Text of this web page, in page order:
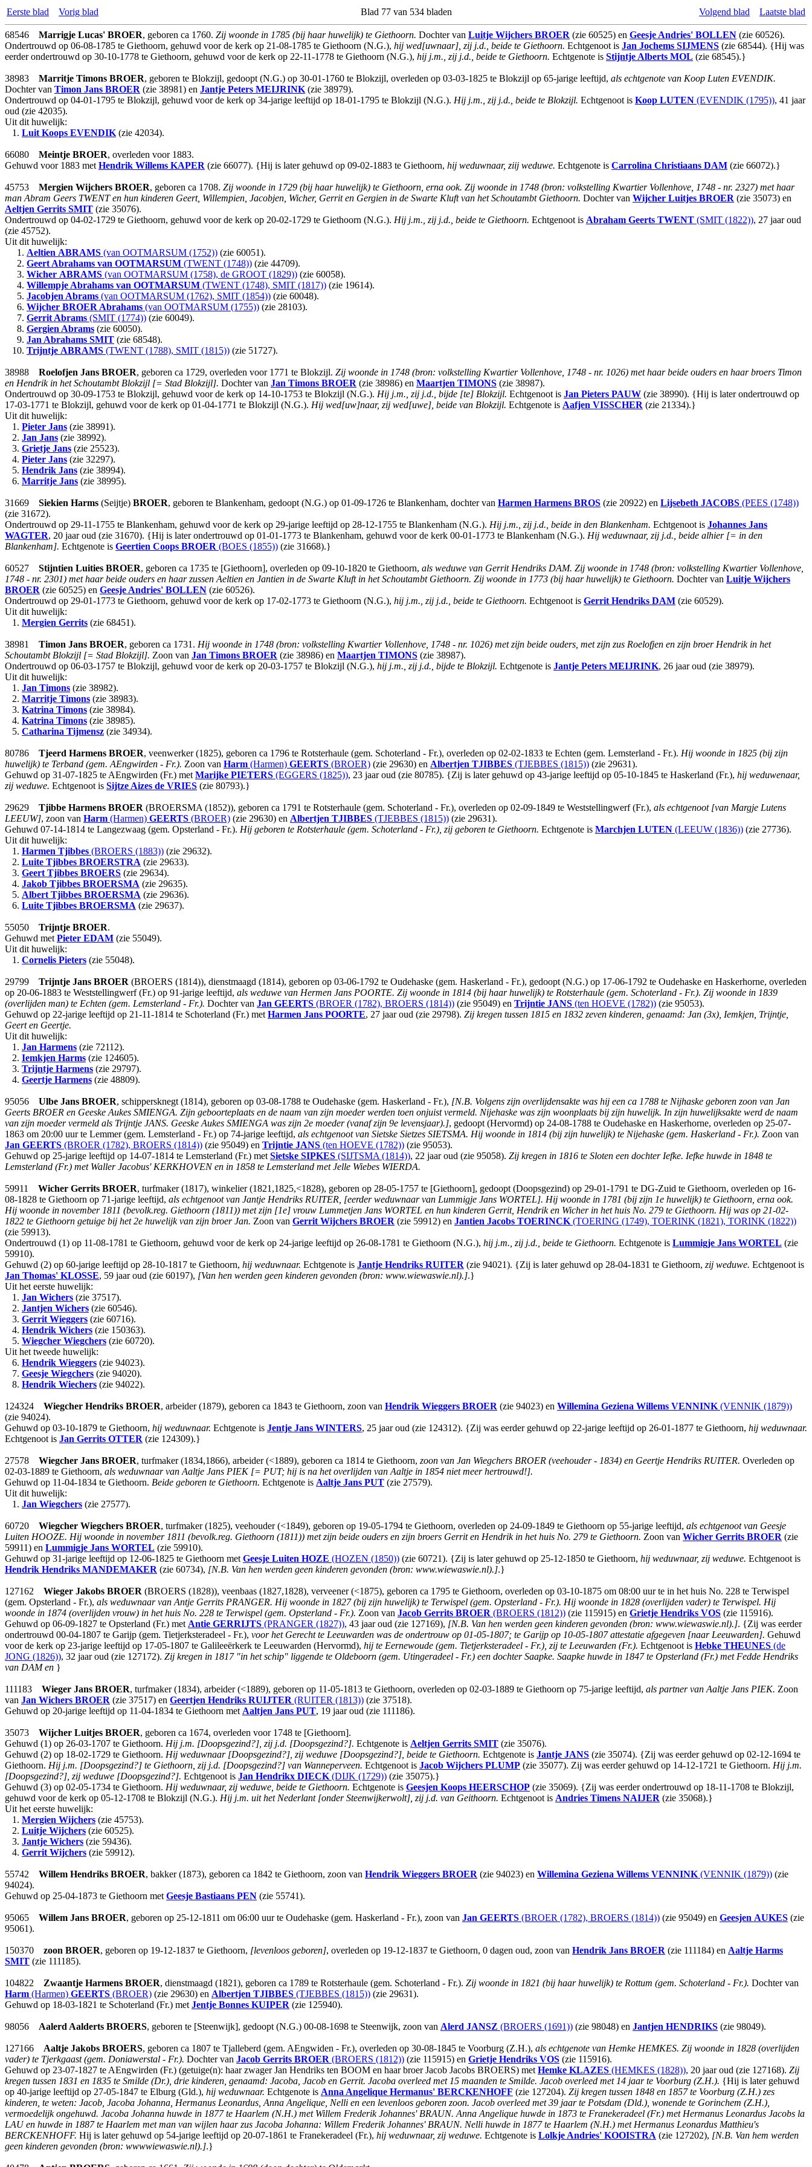
Eerste blad Vorig blad Blad 77 van 534 bladen Volgend blad Laatste blad
68546 Marrigje Lucas' BROER, geboren ca 1760. Zij woonde in 1785 (bij haar huwelijk) te Giethoorn. Dochter van Luitje Wijchers BROER (zie 60525) en Geesje Andries' BOLLEN (zie 60526).
Ondertrouwd op 06-08-1785 te Giethoorn, gehuwd voor de kerk op 21-08-1785 te Giethoorn (N.G.), hij wed[uwnaar], zij j.d., beide te Giethoorn. Echtgenoot is Jan Jochems SIJMENS (zie 68544). {Hij was
eerder ondertrouwd op 30-10-1778 te Giethoorn, gehuwd voor de kerk op 22-11-1778 te Giethoorn (N.G.), hij j.m., zij j.d., beide te Giethoorn. Echtgenote is Stijntje Alberts MOL (zie 68545).}
38983 Marritje Timons BROER, geboren te Blokzijl, gedoopt (N.G.) op 30-01-1760 te Blokzijl, overleden op 03-03-1825 te Blokzijl op 65-jarige leeftijd, als echtgenote van Koop Luten EVENDIK.
Dochter van Timon Jans BROER (zie 38981) en Jantje Peters MEIJRINK (zie 38979).
Ondertrouwd op 04-01-1795 te Blokzijl, gehuwd voor de kerk op 34-jarige leeftijd op 18-01-1795 te Blokzijl (N.G.). Hij j.m., zij j.d., beide te Blokzijl. Echtgenoot is Koop LUTEN (EVENDIK (1795)), 41 jaar
oud (zie 42035).
Uit dit huwelijk:
1. Luit Koops EVENDIK (zie 42034).
66080 Meintje BROER, overleden voor 1883.
Gehuwd voor 1883 met Hendrik Willems KAPER (zie 66077). {Hij is later gehuwd op 09-02-1883 te Giethoorn, hij weduwnaar, ziij weduwe. Echtgenote is Carrolina Christiaans DAM (zie 66072).}
45753 Mergien Wijchers BROER, geboren ca 1708. Zij woonde in 1729 (bij haar huwelijk) te Giethoorn, erna ook. Zij woonde in 1748 (bron: volkstelling Kwartier Vollenhove, 1748 - nr. 2327) met haar
man Abram Geers TWENT en hun kinderen Geert, Willempien, Jacobjen, Wicher, Gerrit en Gergien in de Swarte Kluft van het Schoutambt Giethoorn. Dochter van Wijcher Luitjes BROER (zie 35073) en
Aeltjen Gerrits SMIT (zie 35076).
Ondertrouwd op 04-02-1729 te Giethoorn, gehuwd voor de kerk op 20-02-1729 te Giethoorn (N.G.). Hij j.m., zij j.d., beide te Giethoorn. Echtgenoot is Abraham Geerts TWENT (SMIT (1822)), 27 jaar oud
(zie 45752).
Uit dit huwelijk:
1. Aeltien ABRAMS (van OOTMARSUM (1752)) (zie 60051).
2. Geert Abrahams van OOTMARSUM (TWENT (1748)) (zie 44709).
3. Wicher ABRAMS (van OOTMARSUM (1758), de GROOT (1829)) (zie 60058).
4. Willempje Abrahams van OOTMARSUM (TWENT (1748), SMIT (1817)) (zie 19614).
5. Jacobjen Abrams (van OOTMARSUM (1762), SMIT (1854)) (zie 60048).
6. Wijcher BROER Abrahams (van OOTMARSUM (1755)) (zie 28103).
7. Gerrit Abrams (SMIT (1774)) (zie 60049).
8. Gergien Abrams (zie 60050).
9. Jan Abrahams SMIT (zie 68548).
10. Trijntje ABRAMS (TWENT (1788), SMIT (1815)) (zie 51727).
38988 Roelofjen Jans BROER, geboren ca 1729, overleden voor 1771 te Blokzijl. Zij woonde in 1748 (bron: volkstelling Kwartier Vollenhove, 1748 - nr. 1026) met haar beide ouders en haar broers Timon
en Hendrik in het Schoutambt Blokzijl [= Stad Blokzijl]. Dochter van Jan Timons BROER (zie 38986) en Maartjen TIMONS (zie 38987).
Ondertrouwd op 30-09-1753 te Blokzijl, gehuwd voor de kerk op 14-10-1753 te Blokzijl (N.G.). Hij j.m., zij j.d., bijde [te] Blokzijl. Echtgenoot is Jan Pieters PAUW (zie 38990). {Hij is later ondertrouwd op
17-03-1771 te Blokzijl, gehuwd voor de kerk op 01-04-1771 te Blokzijl (N.G.). Hij wed[uw]naar, zij wed[uwe], beide van Blokzijl. Echtgenote is Aafjen VISSCHER (zie 21334).}
Uit dit huwelijk:
1. Pieter Jans (zie 38991).
2. Jan Jans (zie 38992).
3. Grietje Jans (zie 25523).
4. Pieter Jans (zie 32297).
5. Hendrik Jans (zie 38994).
6. Marritje Jans (zie 38995).
31669 Siekien Harms (Seijtje) BROER, geboren te Blankenham, gedoopt (N.G.) op 01-09-1726 te Blankenham, dochter van Harmen Harmens BROS (zie 20922) en Lijsebeth JACOBS (PEES (1748))
(zie 31672).
Ondertrouwd op 29-11-1755 te Blankenham, gehuwd voor de kerk op 29-jarige leeftijd op 28-12-1755 te Blankenham (N.G.). Hij j.m., zij j.d., beide in den Blankenham. Echtgenoot is Johannes Jans
WAGTER, 20 jaar oud (zie 31670). {Hij is later ondertrouwd op 01-01-1773 te Blankenham, gehuwd voor de kerk 00-01-1773 te Blankenham (N.G.). Hij weduwnaar, zij j.d., beide alhier [= in den
Blankenham]. Echtgenote is Geertien Coops BROER (BOES (1855)) (zie 31668).}
60527 Stijntien Luities BROER, geboren ca 1735 te [Giethoorn], overleden op 09-10-1820 te Giethoorn, als weduwe van Gerrit Hendriks DAM. Zij woonde in 1748 (bron: volkstelling Kwartier Vollenhove,
1748 - nr. 2301) met haar beide ouders en haar zussen Aeltien en Jantien in de Swarte Kluft in het Schoutambt Giethoorn. Zij woonde in 1773 (bij haar huwelijk) te Giethoorn. Dochter van Luitje Wijchers
BROER (zie 60525) en Geesje Andries' BOLLEN (zie 60526).
Ondertrouwd op 29-01-1773 te Giethoorn, gehuwd voor de kerk op 17-02-1773 te Giethoorn (N.G.), hij j.m., zij j.d., beide te Giethoorn. Echtgenoot is Gerrit Hendriks DAM (zie 60529).
Uit dit huwelijk:
1. Mergien Gerrits (zie 68451).
38981 Timon Jans BROER, geboren ca 1731. Hij woonde in 1748 (bron: volkstelling Kwartier Vollenhove, 1748 - nr. 1026) met zijn beide ouders, met zijn zus Roelofjen en zijn broer Hendrik in het
Schoutambt Blokzijl [= Stad Blokzijl]. Zoon van Jan Timons BROER (zie 38986) en Maartjen TIMONS (zie 38987).
Ondertrouwd op 06-03-1757 te Blokzijl, gehuwd voor de kerk op 20-03-1757 te Blokzijl (N.G.), hij j.m., zij j.d., bijde te Blokzijl. Echtgenote is Jantje Peters MEIJRINK, 26 jaar oud (zie 38979).
Uit dit huwelijk:
1. Jan Timons (zie 38982).
2. Marritje Timons (zie 38983).
3. Katrina Timons (zie 38984).
4. Katrina Timons (zie 38985).
5. Catharina Tijmensz (zie 34934).
80786 Tjeerd Harmens BROER, veenwerker (1825), geboren ca 1796 te Rotsterhaule (gem. Schoterland - Fr.), overleden op 02-02-1833 te Echten (gem. Lemsterland - Fr.). Hij woonde in 1825 (bij zijn
huwelijk) te Terband (gem. AEngwirden - Fr.). Zoon van Harm (Harmen) GEERTS (BROER) (zie 29630) en Albertjen TJIBBES (TJEBBES (1815)) (zie 29631).
Gehuwd op 31-07-1825 te AEngwirden (Fr.) met Marijke PIETERS (EGGERS (1825)), 23 jaar oud (zie 80785). {Zij is later gehuwd op 43-jarige leeftijd op 05-10-1845 te Haskerland (Fr.), hij weduwenaar,
zij weduwe. Echtgenoot is Sijtze Aizes de VRIES (zie 80793).}
29629 Tjibbe Harmens BROER (BROERSMA (1852)), geboren ca 1791 te Rotsterhaule (gem. Schoterland - Fr.), overleden op 02-09-1849 te Weststellingwerf (Fr.), als echtgenoot [van Margje Lutens
LEEUW], zoon van Harm (Harmen) GEERTS (BROER) (zie 29630) en Albertjen TJIBBES (TJEBBES (1815)) (zie 29631).
Gehuwd 07-14-1814 te Langezwaag (gem. Opsterland - Fr.). Hij geboren te Rotsterhaule (gem. Schoterland - Fr.), zij geboren te Giethoorn. Echtgenote is Marchjen LUTEN (LEEUW (1836)) (zie 27736).
Uit dit huwelijk:
1. Harmen Tjibbes (BROERS (1883)) (zie 29632).
2. Luite Tjibbes BROERSTRA (zie 29633).
3. Geert Tjibbes BROERS (zie 29634).
4. Jakob Tjibbes BROERSMA (zie 29635).
5. Albert Tjibbes BROERSMA (zie 29636).
6. Luite Tjibbes BROERSMA (zie 29637).
55050 Trijntje BROER.
Gehuwd met Pieter EDAM (zie 55049).
Uit dit huwelijk:
1. Cornelis Pieters (zie 55048).
29799 Trijntje Jans BROER (BROERS (1814)), dienstmaagd (1814), geboren op 03-06-1792 te Oudehaske (gem. Haskerland - Fr.), gedoopt (N.G.) op 17-06-1792 te Oudehaske en Haskerhorne, overleden
op 20-06-1883 te Weststellingwerf (Fr.) op 91-jarige leeftijd, als weduwe van Hermen Jans POORTE. Zij woonde in 1814 (bij haar huwelijk) te Rotsterhaule (gem. Schoterland - Fr.). Zij woonde in 1839
(overlijden man) te Echten (gem. Lemsterland - Fr.). Dochter van Jan GEERTS (BROER (1782), BROERS (1814)) (zie 95049) en Trijntie JANS (ten HOEVE (1782)) (zie 95053).
Gehuwd op 22-jarige leeftijd op 21-11-1814 te Schoterland (Fr.) met Harmen Jans POORTE, 27 jaar oud (zie 29798). Zij kregen tussen 1815 en 1832 zeven kinderen, genaamd: Jan (3x), Iemkjen, Trijntje,
Geert en Geertje.
Uit dit huwelijk:
1. Jan Harmens (zie 72112).
2. Iemkjen Harms (zie 124605).
3. Trijntje Harmens (zie 29797).
4. Geertje Harmens (zie 48809).
95056 Ulbe Jans BROER, schippersknegt (1814), geboren op 03-08-1788 te Oudehaske (gem. Haskerland - Fr.), [N.B. Volgens zijn overlijdensakte was hij een ca 1788 te Nijhaske geboren zoon van Jan
Geerts BROER en Geeske Aukes SMIENGA. Zijn geboorteplaats en de naam van zijn moeder werden toen onjuist vermeld. Nijehaske was zijn woonplaats bij zijn huwelijk. In zijn huwelijksakte werd de naam
van zijn moeder vermeld als Trijntje JANS. Geeske Aukes SMIENGA was zijn 2e moeder (vanaf zijn 9e levensjaar).], gedoopt (Hervormd) op 24-08-1788 te Oudehaske en Haskerhorne, overleden op 25-07-
1863 om 20:00 uur te Lemmer (gem. Lemsterland - Fr.) op 74-jarige leeftijd, als echtgenoot van Sietske Sietzes SIETSMA. Hij woonde in 1814 (bij zijn huwelijk) te Nijehaske (gem. Haskerland - Fr.). Zoon van
Jan GEERTS (BROER (1782), BROERS (1814)) (zie 95049) en Trijntie JANS (ten HOEVE (1782)) (zie 95053).
Gehuwd op 25-jarige leeftijd op 14-07-1814 te Lemsterland (Fr.) met Sietske SIPKES (SIJTSMA (1814)), 22 jaar oud (zie 95058). Zij kregen in 1816 te Sloten een dochter Iefke. Iefke huwde in 1848 te
Lemsterland (Fr.) met Waller Jacobus' KERKHOVEN en in 1858 te Lemsterland met Jelle Wiebes WIERDA.
59911 Wicher Gerrits BROER, turfmaker (1817), winkelier (1821,1825,<1828), geboren op 28-05-1757 te [Giethoorn], gedoopt (Doopsgezind) op 29-01-1791 te DG-Zuid te Giethoorn, overleden op 16-
08-1828 te Giethoorn op 71-jarige leeftijd, als echtgenoot van Jantje Hendriks RUITER, [eerder weduwnaar van Lummigje Jans WORTEL]. Hij woonde in 1781 (bij zijn 1e huwelijk) te Giethoorn, erna ook.
Hij woonde in november 1811 (bevolk.reg. Giethoorn (1811)) met zijn [1e] vrouw Lummetjen Jans WORTEL en hun kinderen Gerrit, Hendrik en Wicher in het huis No. 279 te Giethoorn. Hij was op 21-02-
1822 te Giethoorn getuige bij het 2e huwelijk van zijn broer Jan. Zoon van Gerrit Wijchers BROER (zie 59912) en Jantien Jacobs TOERINCK (TOERING (1749), TOERINK (1821), TORINK (1822))
(zie 59913).
Ondertrouwd (1) op 11-08-1781 te Giethoorn, gehuwd voor de kerk op 24-jarige leeftijd op 26-08-1781 te Giethoorn (N.G.), hij j.m., zij j.d., beide te Giethoorn. Echtgenote is Lummigje Jans WORTEL (zie
59910).
Gehuwd (2) op 60-jarige leeftijd op 28-10-1817 te Giethoorn, hij weduwnaar. Echtgenote is Jantje Hendriks RUITER (zie 94021). {Zij is later gehuwd op 28-04-1831 te Giethoorn, zij weduwe. Echtgenoot is
Jan Thomas' KLOSSE, 59 jaar oud (zie 60197), [Van hen werden geen kinderen gevonden (bron: www.wiewaswie.nl).].}
Uit het eerste huwelijk:
1. Jan Wichers (zie 37517).
2. Jantjen Wichers (zie 60546).
3. Gerrit Wieggers (zie 60716).
4. Hendrik Wichers (zie 150363).
5. Wiegcher Wiegchers (zie 60720).
Uit het tweede huwelijk:
6. Hendrik Wieggers (zie 94023).
7. Geesje Wiegchers (zie 94020).
8. Hendrik Wiechers (zie 94022).
124324 Wiegcher Hendriks BROER, arbeider (1879), geboren ca 1843 te Giethoorn, zoon van Hendrik Wieggers BROER (zie 94023) en Willemina Geziena Willems VENNINK (VENNIK (1879))
(zie 94024).
Gehuwd op 03-10-1879 te Giethoorn, hij weduwnaar. Echtgenote is Jentje Jans WINTERS, 25 jaar oud (zie 124312). {Zij was eerder gehuwd op 22-jarige leeftijd op 26-01-1877 te Giethoorn, hij weduwnaar.
Echtgenoot is Jan Gerrits OTTER (zie 124309).}
27578 Wiegcher Jans BROER, turfmaker (1834,1866), arbeider (<1889), geboren ca 1814 te Giethoorn, zoon van Jan Wiegchers BROER (veehouder - 1834) en Geertje Hendriks RUITER. Overleden op
02-03-1889 te Giethoorn, als weduwnaar van Aaltje Jans PIEK [= PUT; hij is na het overlijden van Aaltje in 1854 niet meer hertrouwd!].
Gehuwd op 11-04-1834 te Giethoorn. Beide geboren te Giethoorn. Echtgenote is Aaltje Jans PUT (zie 27579).
Uit dit huwelijk:
1. Jan Wiegchers (zie 27577).
60720 Wiegcher Wiegchers BROER, turfmaker (1825), veehouder (<1849), geboren op 19-05-1794 te Giethoorn, overleden op 24-09-1849 te Giethoorn op 55-jarige leeftijd, als echtgenoot van Geesje
Luiten HOOZE. Hij woonde in november 1811 (bevolk.reg. Giethoorn (1811)) met zijn beide ouders en zijn broers Gerrit en Hendrik in het huis No. 279 te Giethoorn. Zoon van Wicher Gerrits BROER (zie
59911) en Lummigje Jans WORTEL (zie 59910).
Gehuwd op 31-jarige leeftijd op 12-06-1825 te Giethoorn met Geesje Luiten HOZE (HOZEN (1850)) (zie 60721). {Zij is later gehuwd op 25-12-1850 te Giethoorn, hij weduwnaar, zij weduwe. Echtgenoot is
Hendrik Hendriks MANDEMAKER (zie 60734), [N.B. Van hen werden geen kinderen gevonden (bron: www.wiewaswie.nl).].}
127162 Wieger Jakobs BROER (BROERS (1828)), veenbaas (1827,1828), verveener (<1875), geboren ca 1795 te Giethoorn, overleden op 03-10-1875 om 08:00 uur te in het huis No. 228 te Terwispel
(gem. Opsterland - Fr.), als weduwnaar van Antje Gerrits PRANGER. Hij woonde in 1827 (bij zijn huwelijk) te Terwispel (gem. Opsterland - Fr.). Hij woonde in 1828 (overlijden vader) te Terwispel. Hij
woonde in 1874 (overlijden vrouw) in het huis No. 228 te Terwispel (gem. Opsterland - Fr.). Zoon van Jacob Gerrits BROER (BROERS (1812)) (zie 115915) en Grietje Hendriks VOS (zie 115916).
Gehuwd op 06-09-1827 te Opsterland (Fr.) met Antie GERRIJTS (PRANGER (1827)), 43 jaar oud (zie 127169), [N.B. Van hen werden geen kinderen gevonden (bron: www.wiewaswie.nl).]. {Zij was eerder
ondertrouwd 00-04-1807 te Garijp (gem. Tietjerksteradeel - Fr.), voor het Gerecht te Leeuwarden was de ondertrouw op 01-05-1807; te Garijp op 10-05-1807 attestatie afgegeven [naar Leeuwarden]. Gehuwd
voor de kerk op 23-jarige leeftijd op 17-05-1807 te Galileeërkerk te Leeuwarden (Hervormd), hij te Eernewoude (gem. Tietjerksteradeel - Fr.), zij te Leeuwarden (Fr.). Echtgenoot is Hebke THEUNES (de
JONG (1826)), 32 jaar oud (zie 127172). Zij kregen in 1817 "in het schip" liggende te Oldeboorn (gem. Utingeradeel - Fr.) een dochter Saapke. Saapke huwde in 1847 te Opsterland (Fr.) met Fedde Hendriks
van DAM en }
111183 Wieger Jans BROER, turfmaker (1834), arbeider (<1889), geboren op 11-05-1813 te Giethoorn, overleden op 02-03-1889 te Giethoorn op 75-jarige leeftijd, als partner van Aaltje Jans PIEK. Zoon
van Jan Wichers BROER (zie 37517) en Geertjen Hendriks RUIJTER (RUITER (1813)) (zie 37518).
Gehuwd op 20-jarige leeftijd op 11-04-1834 te Giethoorn met Aaltjen Jans PUT, 19 jaar oud (zie 111186).
35073 Wijcher Luitjes BROER, geboren ca 1674, overleden voor 1748 te [Giethoorn].
Gehuwd (1) op 26-03-1707 te Giethoorn. Hij j.m. [Doopsgezind?], zij j.d. [Doopsgezind?]. Echtgenote is Aeltjen Gerrits SMIT (zie 35076).
Gehuwd (2) op 18-02-1729 te Giethoorn. Hij weduwnaar [Doopsgezind?], zij weduwe [Doopsgezind?], beide te Giethoorn. Echtgenote is Jantje JANS (zie 35074). {Zij was eerder gehuwd op 02-12-1694 te
Giethoorn. Hij j.m. [Doopsgezind?] te Giethoorn, zij j.d. [Doopsgezind?] van Wanneperveen. Echtgenoot is Jacob Wijchers PLUMP (zie 35077). Zij was eerder gehuwd op 14-12-1721 te Giethoorn. Hij j.m.
[Doopsgezind?], zij weduwe [Doopsgezind?]. Echtgenoot is Jan Hendrikx DIECK (DIJK (1729)) (zie 35075).}
Gehuwd (3) op 02-05-1734 te Giethoorn. Hij weduwnaar, zij weduwe, beide te Giethoorn. Echtgenote is Geesjen Koops HEERSCHOP (zie 35069). {Zij was eerder ondertrouwd op 18-11-1708 te Blokzijl,
gehuwd voor de kerk op 05-12-1708 te Blokzijl (N.G.). Hij j.m. uit het Nederlant [onder Steenwijkerwolt], zij j.d. van Geithoorn. Echtgenoot is Andries Timens NAIJER (zie 35068).}
Uit het eerste huwelijk:
1. Mergien Wijchers (zie 45753).
2. Luitje Wijchers (zie 60525).
3. Jantje Wichers (zie 59436).
4. Gerrit Wijchers (zie 59912).
55742 Willem Hendriks BROER, bakker (1873), geboren ca 1842 te Giethoorn, zoon van Hendrik Wieggers BROER (zie 94023) en Willemina Geziena Willems VENNINK (VENNIK (1879)) (zie
94024).
Gehuwd op 25-04-1873 te Giethoorn met Geesje Bastiaans PEN (zie 55741).
95065 Willem Jans BROER, geboren op 25-12-1811 om 06:00 uur te Oudehaske (gem. Haskerland - Fr.), zoon van Jan GEERTS (BROER (1782), BROERS (1814)) (zie 95049) en Geesjen AUKES (zie
95061).
150370 zoon BROER, geboren op 19-12-1837 te Giethoorn, [levenloos geboren], overleden op 19-12-1837 te Giethoorn, 0 dagen oud, zoon van Hendrik Jans BROER (zie 111184) en Aaltje Harms
SMIT (zie 111185).
104822 Zwaantje Harmens BROER, dienstmaagd (1821), geboren ca 1789 te Rotsterhaule (gem. Schoterland - Fr.). Zij woonde in 1821 (bij haar huwelijk) te Rottum (gem. Schoterland - Fr.). Dochter van
Harm (Harmen) GEERTS (BROER) (zie 29630) en Albertjen TJIBBES (TJEBBES (1815)) (zie 29631).
Gehuwd op 18-03-1821 te Schoterland (Fr.) met Jentje Bonnes KUIPER (zie 125940).
98056 Aalerd Aalderts BROERS, geboren te [Steenwijk], gedoopt (N.G.) 00-08-1698 te Steenwijk, zoon van Alerd JANSZ (BROERS (1691)) (zie 98048) en Jantjen HENDRIKS (zie 98049).
127166 Aaltje Jakobs BROERS, geboren ca 1807 te Tjalleberd (gem. AEngwiden - Fr.), overleden op 30-08-1845 te Voorburg (Z.H.), als echtgenote van Hemke HEMKES. Zij woonde in 1828 (overlijden
vader) te Tjerkgaast (gem. Doniawerstal - Fr.). Dochter van Jacob Gerrits BROER (BROERS (1812)) (zie 115915) en Grietje Hendriks VOS (zie 115916).
Gehuwd op 23-07-1827 te AEngwirden (Fr.) (getuige(n): haar zwager Jan Hendriks ten BOOM en haar broer Jacob Jacobs BROERS) met Hemke KLAZES (HEMKES (1828)), 20 jaar oud (zie 127168). Zij
kregen tussen 1831 en 1835 te Smilde (Dr.), drie kinderen, genaamd: Jacoba, Jacob en Gerrit. Jacoba overleed met 15 maanden te Smilde. Jacob overleed met 14 jaar te Voorburg (Z.H.). {Hij is later gehuwd
op 40-jarige leeftijd op 27-05-1847 te Elburg (Gld.), hij weduwnaar. Echtgenote is Anna Angelique Hermanus' BERCKENHOFF (zie 127204). Zij kregen tussen 1848 en 1857 te Voorburg (Z.H.) zes
kinderen, te weten: Jacob, Jacoba Johanna, Hermanus Leonardus, Anna Angelique, Nelli en een levenloos geboren zoon. Jacob overleed met 39 jaar te Potsdam (Dld.), wonende te Gorinchem (Z.H.),
vermoedelijk ongehuwd. Jacoba Johanna huwde in 1877 te Haarlem (N.H.) met Willem Frederik Johannes' BRAUN. Anna Angelique huwde in 1873 te Franekeradeel (Fr.) met Hermanus Leonardus Jacobs la
LAU en huwde in 1887 te Haarlem met man van wijlen haar zus Jacoba Johanna: Willem Frederik Johannes' BRAUN. Nelli huwde in 1877 te Haarlem (N.H.) met Hermanus Leonardus Matthieu's
BERCKENHOFF. Hij is later gehuwd op 54-jarige leeftijd op 20-07-1861 te Franekeradeel (Fr.), hij weduwnaar, zij weduwe. Echtgenote is Lolkje Andries' KOOISTRA (zie 127202), [N.B. Van hem werden
geen kinderen gevonden (bron: wwwwiewaswie.nl).].}